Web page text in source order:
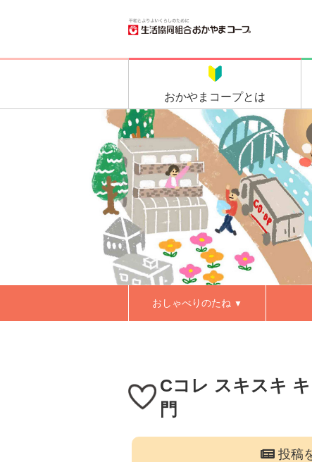
おかやま コープとは
おしゃべりのたね ▼
Cコレ スキスキ
門
投稿